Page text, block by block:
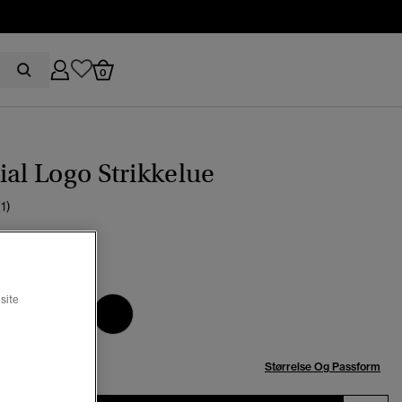
0
Logo Strikkelue
Størrelse Og Passform